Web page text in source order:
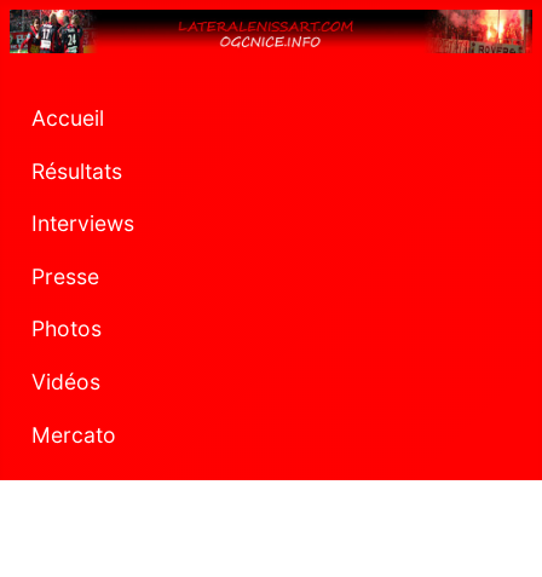
Accueil
Résultats
Interviews
Presse
Photos
Vidéos
Mercato